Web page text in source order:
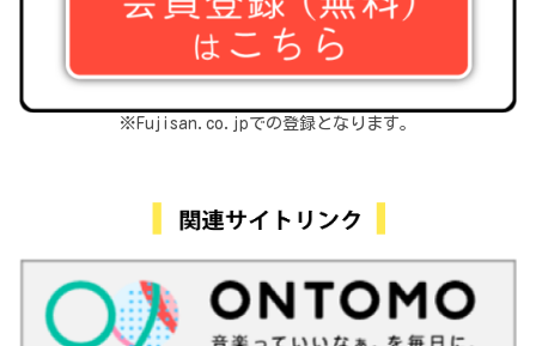
※Fujisan.co.jpでの登録となります。